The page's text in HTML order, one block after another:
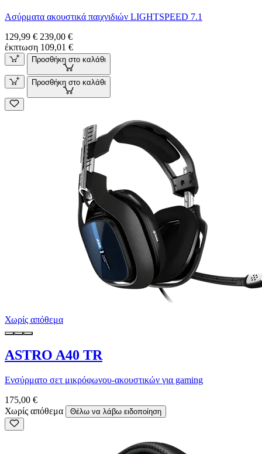
Ασύρματα ακουστικά παιχνιδιών LIGHTSPEED 7.1
129,99 € 239,00 €
έκπτωση 109,01 €
Προσθήκη στο καλάθι
Προσθήκη στο καλάθι
Χωρίς απόθεμα
ASTRO A40 TR
Ενσύρματο σετ μικρόφωνου-ακουστικών για gaming
175,00 €
Χωρίς απόθεμα
Θέλω να λάβω ειδοποίηση